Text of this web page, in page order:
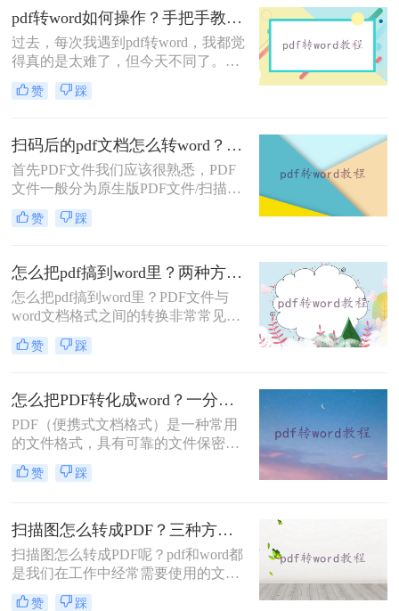
得非常必要。
pdf转word如何操作？手把手教你在线转换！
过去，每次我遇到pdf转word，我都觉
得真的是太难了，但今天不同了。社
会越来越进步，技术越来越发达。今
天，解决pdf转word的问题很方便。下
转Word文档的好方法。你期待着吗？
让我们跟着小编一起来了解pdf转word
如何操作吧。
赞 踩
扫码后的pdf文档怎么转word？只需这几步就可以做到！
首先PDF文件我们应该很熟悉，PDF
文件一般分为原生版PDF文件/扫描件
PDF文件，原生的PDF文件用普通的
PDF转换器即可转换成Word文件，但
的Word文件。
赞 踩
怎么把pdf搞到word里？两种方法教你转换！
怎么把pdf搞到word里？PDF文件与
word文档格式之间的转换非常常见，
因为无聊是学习中下载文献还是在工
作用到办公文档，都会有将文档转换
赞 踩
怎么把PDF转化成word？一分钟让你学会这个好用方法！
PDF（便携式文档格式）是一种常用
的文件格式，具有可靠的文件保密性
和跨平台的可读性。然而，在某些情
况下，我们可能需要将PDF文件转换
费且简便的方法，帮助你在电脑怎么
把PDF转化成word。
赞 踩
扫描图怎么转成PDF？三种方法免费分享！
扫描图怎么转成PDF呢？pdf和word都
是我们在工作中经常需要使用的文
档，经常需要转换文件格式，现在许
赞 踩